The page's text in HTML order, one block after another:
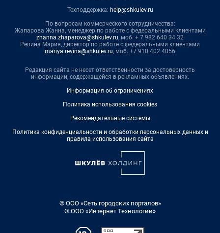
Техподдержка: help@shkulev.ru
По вопросам коммерческого сотрудничества:
Жапарова Жанна, менеджер по работе с федеральными клиентами
zhanna.zhaparova@shkulev.ru, моб. + 7 982 640 34 32
Ревина Мария, директор по работе с федеральными клиентами
mariya.revina@shkulev.ru, моб. +7 910 402 4056
Редакция сайта не несет ответственности за достоверность
информации, содержащейся в рекламных объявлениях.
Информация об ограничениях
Политика использования cookies
Рекомендательные системы
Политика конфиденциальности и обработки персональных данных и
правила использования сайта
© ООО «Сеть городских порталов»
© ООО «Интернет Технологии»